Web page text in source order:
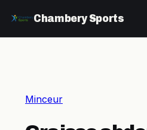
Chambery Sports
Minceur